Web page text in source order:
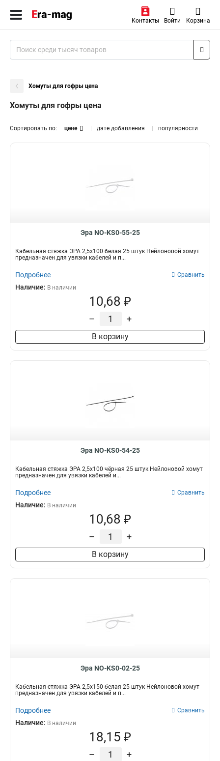
Контакты Войти Корзина
Хомуты для гофры цена
Хомуты для гофры цена
Сортировать по: цене дате добавления популярности
Эра NO-KS0-55-25
Кабельная стяжка ЭРА 2,5х100 белая 25 штук Нейлоновой хомут
предназначен для увязки кабелей и п...
Подробнее Сравнить
Наличие: В наличии
10,68 ₽
– +
В корзину
Эра NO-KS0-54-25
Кабельная стяжка ЭРА 2,5х100 чёрная 25 штук Нейлоновой хомут
предназначен для увязки кабелей и...
Подробнее Сравнить
Наличие: В наличии
10,68 ₽
– +
В корзину
Эра NO-KS0-02-25
Кабельная стяжка ЭРА 2,5х150 белая 25 штук Нейлоновой хомут
предназначен для увязки кабелей и п...
Подробнее Сравнить
Наличие: В наличии
18,15 ₽
– +